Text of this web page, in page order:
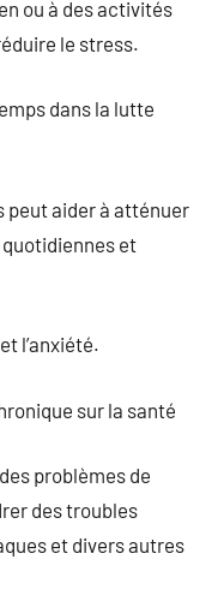
ou à des activités
le stress.
dans la lutte
peut aider à atténuer
et
l’anxiété.
sur la santé
problèmes de
des troubles
et divers autres